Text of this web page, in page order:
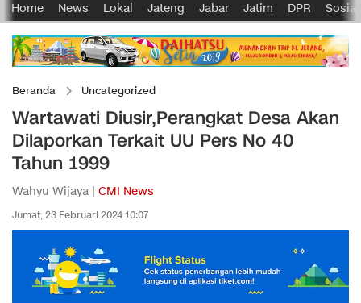
Home News Lokal Jateng Jabar Jatim DPR Sosial
Beranda Uncategorized
Wartawati Diusir,Perangkat Desa Akan
Dilaporkan Terkait UU Pers No 40
Tahun 1999
Wahyu Wijaya | CMI News
Jumat, 23 Februari 2024 10:07